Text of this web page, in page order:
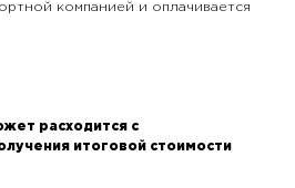
компанией и оплачивается
расходится с
итоговой стоимости